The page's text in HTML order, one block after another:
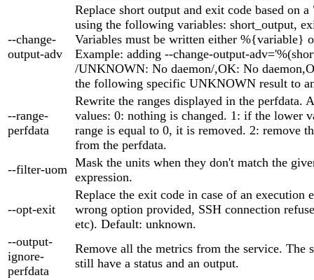
--change-
output-adv
Replace short output and exit code based on
using the following variables: short_output,
Variables must be written either %{variable}
Example: adding --change-output-
/UNKNOWN: No daemon/,OK: No
the following specific UNKNOWN result to
--range-
perfdata
Rewrite the ranges displayed in the perfdata.
values: 0: nothing is changed. 1: if the lower
range is equal to 0, it is removed. 2: remove
from the perfdata.
--filter-uom Mask the units when they don't match the
expression.
--opt-exit
Replace the exit code in case of an execution
wrong option provided, SSH connection
etc). Default: unknown.
--output-
ignore-
perfdata
Remove all the metrics from the service. The
still have a status and an output.